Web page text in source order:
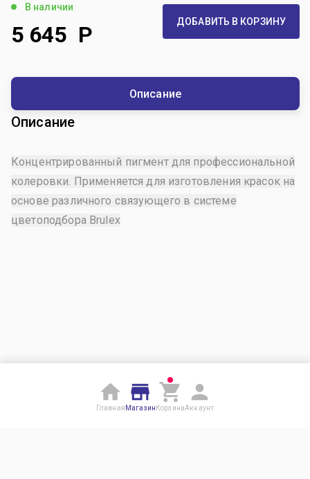
В наличии
5 645 Р ДОБАВИТЬ В КОРЗИНУ
Описание
Описание
Концентрированный пигмент для профессиональной
колеровки. Применяется для изготовления красок на
основе различного связующего в системе
цветоподбора Brulex
Главная Магазин КорзинаАккаунт